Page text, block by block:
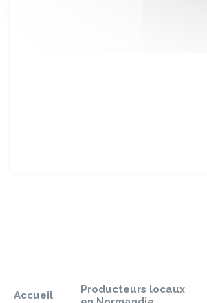
Accueil
Producteurs locaux